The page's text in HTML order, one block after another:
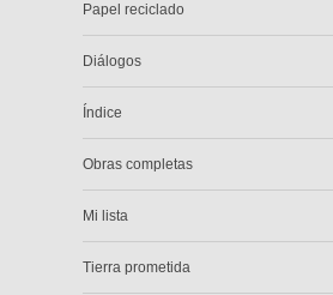
Papel reciclado
Diálogos
Índice
Obras completas
Mi lista
Tierra prometida